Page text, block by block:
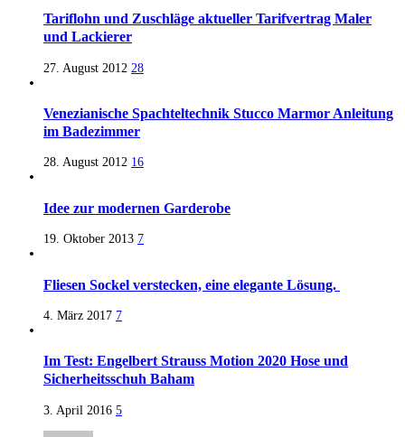
Tariflohn und Zuschläge aktueller Tarifvertrag Maler
und Lackierer
27. August 2012 28
Venezianische Spachteltechnik Stucco Marmor Anleitung
im Badezimmer
28. August 2012 16
Idee zur modernen Garderobe
19. Oktober 2013 7
Fliesen Sockel verstecken, eine elegante Lösung.
4. März 2017 7
Im Test: Engelbert Strauss Motion 2020 Hose und
Sicherheitsschuh Baham
3. April 2016 5